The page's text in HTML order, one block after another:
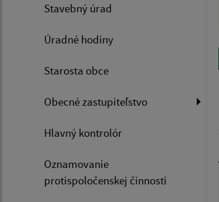
Stavebný úrad
Úradné hodiny
Starosta obce
Obecné zastupiteľstvo
Hlavný kontrolór
Oznamovanie
protispoločenskej činnosti